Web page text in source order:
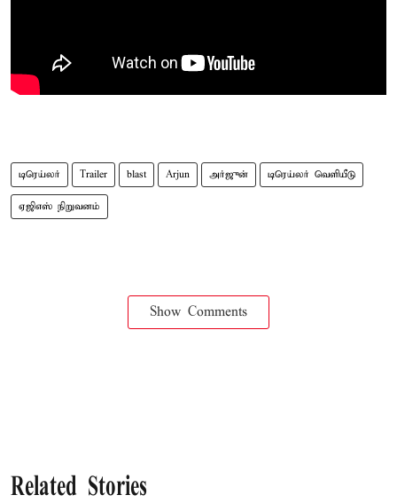
டிரெய்லர் Trailer blast Arjun அர்ஜுன் டிரெய்லர் வெளியீடு
ஏஜிஎஸ் நிறுவனம்
Show Comments
Related Stories